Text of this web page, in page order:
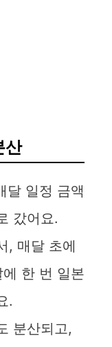
산
달 일정 금액
갔어요.
, 매달 초에
한 번 일본
.
분산되고,